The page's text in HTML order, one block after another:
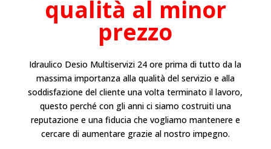
qualità al minor
prezzo
Idraulico Desio Multiservizi 24 ore prima di tutto da la
massima importanza alla qualità del servizio e alla
soddisfazione del cliente una volta terminato il lavoro,
questo perché con gli anni ci siamo costruiti una
reputazione e una fiducia che vogliamo mantenere e
cercare di aumentare grazie al nostro impegno.